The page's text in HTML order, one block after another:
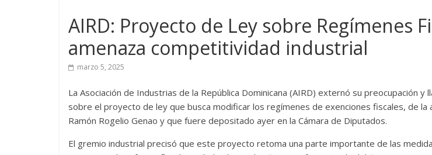
AIRD: Proyecto de Ley sobre Regímenes
amenaza competitividad industrial
marzo 5, 2025
La Asociación de Industrias de la República Dominicana (AIRD) externó su preocupación y
sobre el proyecto de ley que busca modificar los regímenes de exenciones fiscales, de la
Ramón Rogelio Genao y que fuere depositado ayer en la Cámara de Diputados.
El gremio industrial precisó que este proyecto retoma una parte importante de las